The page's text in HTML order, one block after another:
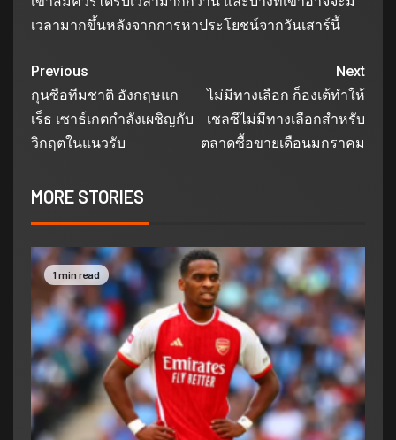
เวลามากขึ้นหลังจากการหาประโยชน์จากวันเสาร์นี้
Previous
กุนซือทีมชาติ อังกฤษแก
เร็ธ เซาธ์เกตกำลังเผชิญกับ
วิกฤตในแนวรับ
Next
ไม่มีทางเลือก ก็องเต้ทำให้
เชลซีไม่มีทางเลือกสำหรับ
ตลาดซื้อขายเดือนมกราคม
MORE STORIES
1 min read